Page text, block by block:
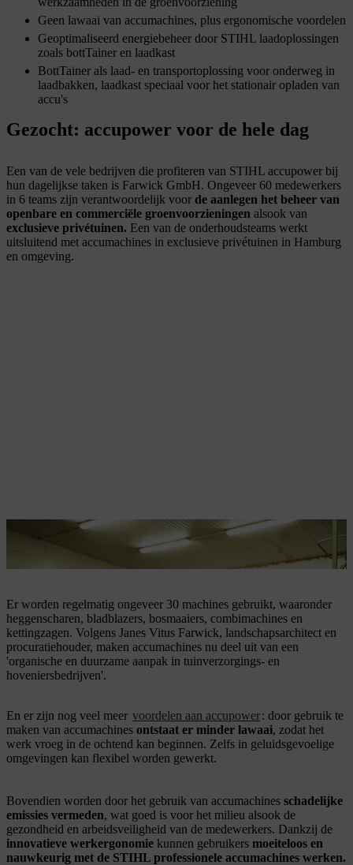
Geen lawaai van accumachines, plus ergonomische voordelen
Geoptimaliseerd energiebeheer door STIHL laadoplossingen
zoals bottTainer en laadkast
BottTainer als laad- en transportoplossing voor onderweg in
laadbakken, laadkast speciaal voor het stationair opladen van
accu's
Gezocht: accupower voor de hele dag
Een van de vele bedrijven die profiteren van STIHL accupower bij
hun dagelijkse taken is Farwick GmbH. Ongeveer 60 medewerkers
in 6 teams zijn verantwoordelijk voor de aanlegen het beheer van
openbare en commerciële groenvoorzieningen alsook van
exclusieve privétuinen. Een van de onderhoudsteams werkt
uitsluitend met accumachines in exclusieve privétuinen in Hamburg
en omgeving.
STIHL accumachines worden al lang ingezet in tuinverzorgings- en
Er worden regelmatig ongeveer 30 machines gebruikt, waaronder
heggenscharen, bladblazers, bosmaaiers, combimachines en
kettingzagen. Volgens Janes Vitus Farwick, landschapsarchitect en
procuratiehouder, maken accumachines nu deel uit van een
'organische en duurzame aanpak in tuinverzorgings- en
hoveniersbedrijven'.
En er zijn nog veel meer voordelen aan accupower: door gebruik te
maken van accumachines ontstaat er minder lawaai, zodat het
werk vroeg in de ochtend kan beginnen. Zelfs in geluidsgevoelige
omgevingen kan flexibel worden gewerkt.
Bovendien worden door het gebruik van accumachines schadelijke
emissies vermeden, wat goed is voor het milieu alsook de
gezondheid en arbeidsveiligheid van de medewerkers. Dankzij de
innovatieve werkergonomie kunnen gebruikers moeiteloos en
nauwkeurig met de STIHL professionele accumachines werken.